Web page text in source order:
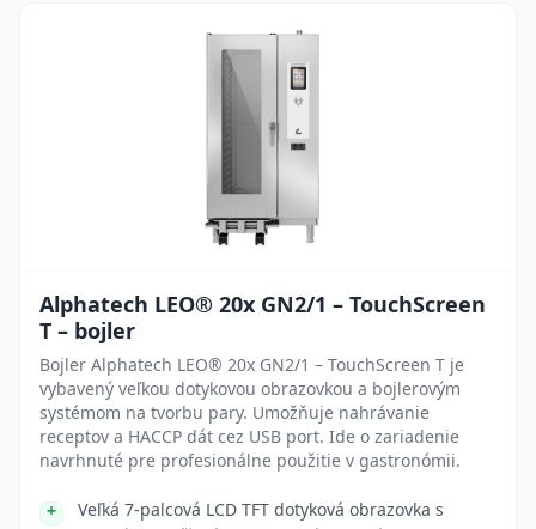
Alphatech LEO® 20x GN2/1 – TouchScreen
T – bojler
Bojler Alphatech LEO® 20x GN2/1 – TouchScreen T je
vybavený veľkou dotykovou obrazovkou a bojlerovým
systémom na tvorbu pary. Umožňuje nahrávanie
receptov a HACCP dát cez USB port. Ide o zariadenie
navrhnuté pre profesionálne použitie v gastronómii.
Veľká 7-palcová LCD TFT dotyková obrazovka s